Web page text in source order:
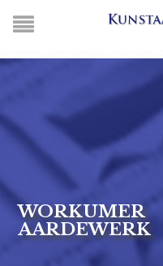
WORKUMER
AARDEWERK